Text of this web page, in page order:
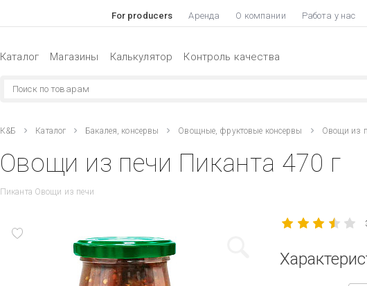
For producers Аренда О компании Работа у нас
Каталог Магазины Калькулятор Контроль качества
К&Б Каталог Бакалея, консервы Овощные, фруктовые консервы Овощи из
Овощи из печи Пиканта 470 г
Пиканта Овощи из печи